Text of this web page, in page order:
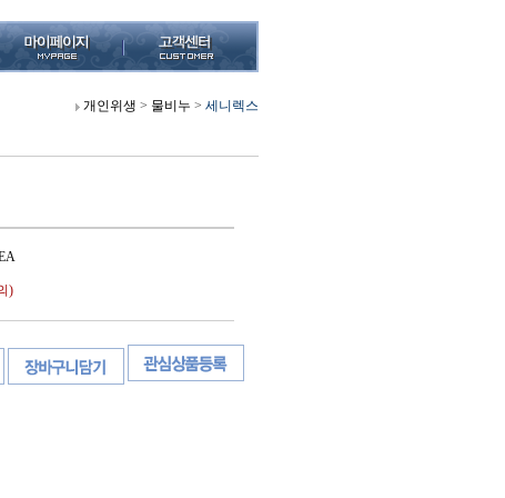
개인위생 > 물비누 > 세니렉스
)